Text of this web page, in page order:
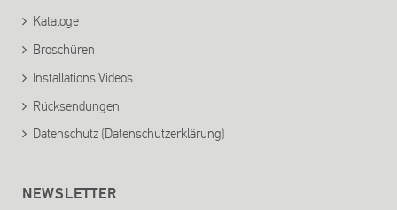
Kataloge
Broschüren
Installations Videos
Rücksendungen
Datenschutz (Datenschutzerklärung)
NEWSLETTER